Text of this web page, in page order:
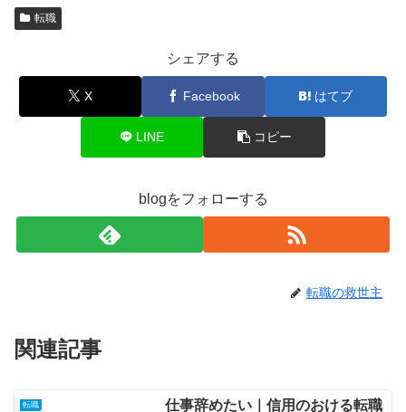
転職
シェアする
X Facebook はてブ
LINE コピー
blogをフォローする
転職の救世主
関連記事
転職
仕事辞めたい｜信用のおける転職